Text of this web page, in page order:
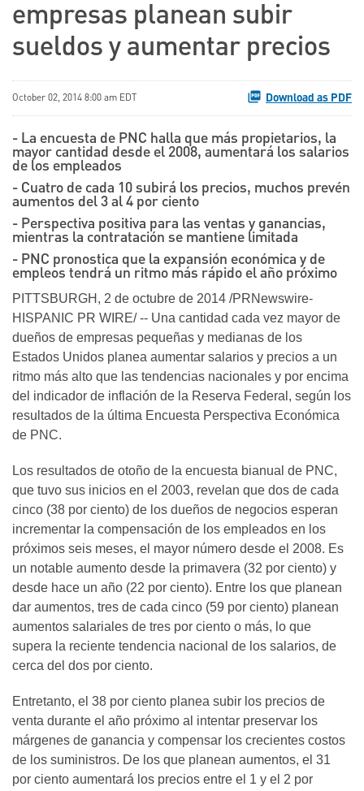
empresas planean subir
sueldos y aumentar precios
October 02, 2014 8:00 am EDT Download as PDF
- La encuesta de PNC halla que más propietarios, la
mayor cantidad desde el 2008, aumentará los salarios
de los empleados
- Cuatro de cada 10 subirá los precios, muchos prevén
aumentos del 3 al 4 por ciento
- Perspectiva positiva para las ventas y ganancias,
mientras la contratación se mantiene limitada
- PNC pronostica que la expansión económica y de
empleos tendrá un ritmo más rápido el año próximo
PITTSBURGH, 2 de octubre de 2014 /PRNewswire-
HISPANIC PR WIRE/ -- Una cantidad cada vez mayor de
dueños de empresas pequeñas y medianas de los
Estados Unidos planea aumentar salarios y precios a un
ritmo más alto que las tendencias nacionales y por encima
del indicador de inflación de la Reserva Federal, según los
resultados de la última Encuesta Perspectiva Económica
de PNC.
Los resultados de otoño de la encuesta bianual de PNC,
que tuvo sus inicios en el 2003, revelan que dos de cada
cinco (38 por ciento) de los dueños de negocios esperan
incrementar la compensación de los empleados en los
próximos seis meses, el mayor número desde el 2008. Es
un notable aumento desde la primavera (32 por ciento) y
desde hace un año (22 por ciento). Entre los que planean
dar aumentos, tres de cada cinco (59 por ciento) planean
aumentos salariales de tres por ciento o más, lo que
supera la reciente tendencia nacional de los salarios, de
cerca del dos por ciento.
Entretanto, el 38 por ciento planea subir los precios de
venta durante el año próximo al intentar preservar los
márgenes de ganancia y compensar los crecientes costos
de los suministros. De los que planean aumentos, el 31
por ciento aumentará los precios entre el 1 y el 2 por